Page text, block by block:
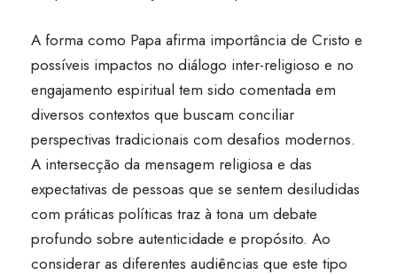
A forma como Papa afirma importância de Cristo e
possíveis impactos no diálogo inter-religioso e no
engajamento espiritual tem sido comentada em
diversos contextos que buscam conciliar
perspectivas tradicionais com desafios modernos.
A intersecção da mensagem religiosa e das
expectativas de pessoas que se sentem desiludidas
com práticas políticas traz à tona um debate
profundo sobre autenticidade e propósito. Ao
considerar as diferentes audiências que este tipo